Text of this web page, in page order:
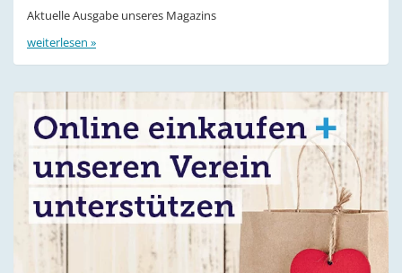
Aktuelle Ausgabe unseres Magazins
weiterlesen »